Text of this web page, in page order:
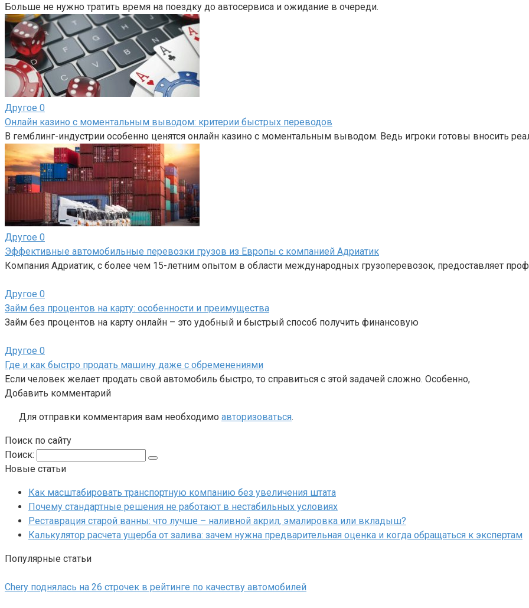
Больше не нужно тратить время на поездку до автосервиса и ожидание в очереди.
Другое 0
Онлайн казино с моментальным выводом: критерии быстрых переводов
В гемблинг-индустрии особенно ценятся онлайн казино с моментальным выводом. Ведь игроки готовы вносить
Другое 0
Эффективные автомобильные перевозки грузов из Европы с компанией Адриатик
Компания Адриатик, с более чем 15-летним опытом в области международных грузоперевозок, предоставляет
Другое 0
Займ без процентов на карту: особенности и преимущества
Займ без процентов на карту онлайн – это удобный и быстрый способ получить финансовую
Другое 0
Где и как быстро продать машину даже с обременениями
Если человек желает продать свой автомобиль быстро, то справиться с этой задачей сложно. Особенно,
Добавить комментарий
Для отправки комментария вам необходимо авторизоваться.
Поиск по сайту
Поиск:
Новые статьи
Как масштабировать транспортную компанию без увеличения штата
Почему стандартные решения не работают в нестабильных условиях
Реставрация старой ванны: что лучше – наливной акрил, эмалировка или вкладыш?
Калькулятор расчета ущерба от залива: зачем нужна предварительная оценка и когда обращаться к экспертам
Популярные статьи
Chery поднялась на 26 строчек в рейтинге по качеству автомобилей